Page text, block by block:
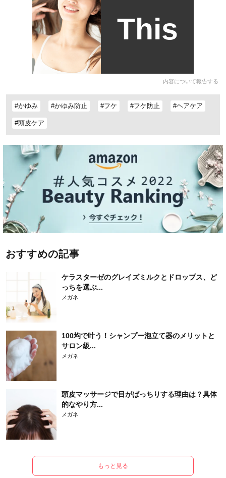
This
内容について報告する
#かゆみ #かゆみ防止 #フケ #フケ防止 #ヘアケア
#頭皮ケア
おすすめの記事
ケラスターゼのグレイズミルクとドロップス、ど
っちを選ぶ...
メガネ
100均で叶う！シャンプー泡立て器のメリットと
サロン級...
メガネ
頭皮マッサージで目がぱっちりする理由は？具体
的なやり方...
メガネ
もっと見る